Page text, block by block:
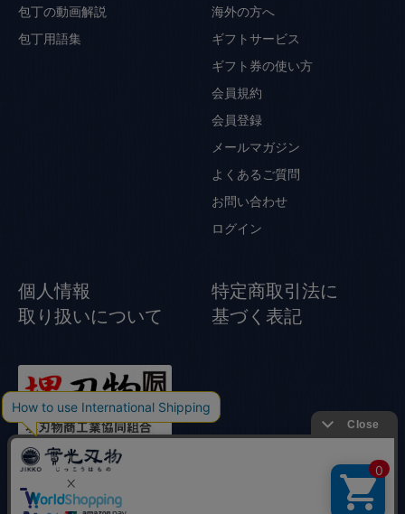
包丁の動画解説
包丁用語集
海外の方へ
ギフトサービス
ギフト券の使い方
会員規約
会員登録
メールマガジン
よくあるご質問
お問い合わせ
ログイン
個人情報
取り扱いについて
特定商取引法に
基づく表記
© Jikko Japanese knife All rights reserved.